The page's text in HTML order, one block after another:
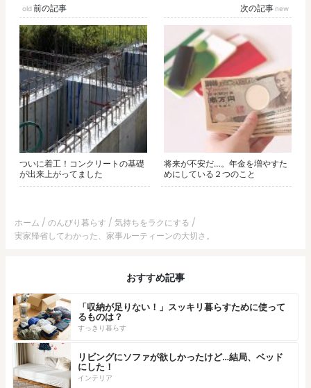
前の記事
ついに着工！コンクリートの基礎
が出来上がってました
次の記事
将来が不安だ…。年金を増やすた
めにしている２つのこと
ホーム のんびり暮らす
気持ちをラクにする
実家帰省してわかった、家事ルーティーンの大切さ。
おすすめ記事
「収納が足りない！」スッキリ暮らすために使って
るものは？
すっきり暮らす
リビングにソファが欲しかったけど…結局、ベッド
にした！
インテリア